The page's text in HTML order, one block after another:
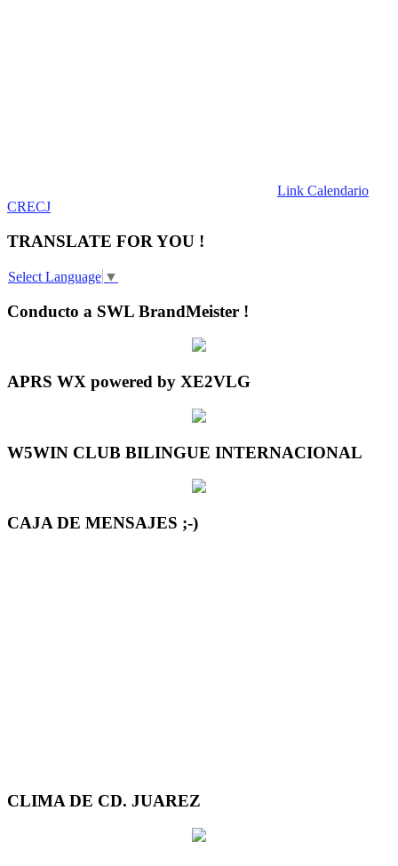
Link Calendario
CRECJ
TRANSLATE FOR YOU !
Select Language ▼
Conducto a SWL BrandMeister !
APRS WX powered by XE2VLG
W5WIN CLUB BILINGUE INTERNACIONAL
CAJA DE MENSAJES ;-)
CLIMA DE CD. JUAREZ